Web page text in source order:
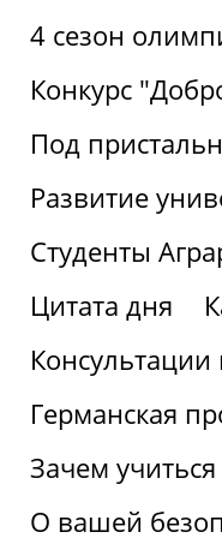
4 сезон
Конкурс
Под
Развитие
Студенты
Цитата дня
Германская
Зачем
О вашей